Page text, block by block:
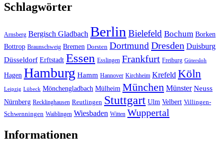
Schlagwörter
Arnsberg Bergisch Gladbach Berlin Bielefeld Bochum Borken
Bottrop Braunschweig Bremen Dorsten DortmundDresden Duisburg
Düsseldorf Erftstadt Essen Esslingen Frankfurt Freiburg Gütersloh
Hagen Hamburg Hamm Hannover Kirchheim Krefeld Köln
Leipzig Lübeck Mönchengladbach Mülheim München Münster Neuss
Nürnberg Recklinghausen Reutlingen Stuttgart Ulm Velbert Villingen-
Schwenningen Waiblingen Wiesbaden Witten Wuppertal
Informationen